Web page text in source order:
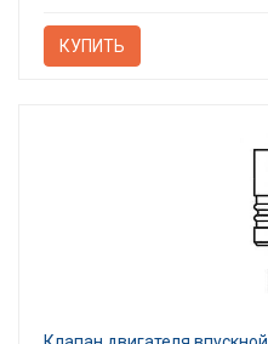
КУПИТЬ